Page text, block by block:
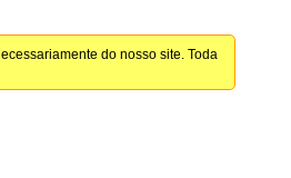
do nosso site. Toda